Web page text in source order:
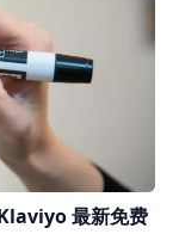
最新免费